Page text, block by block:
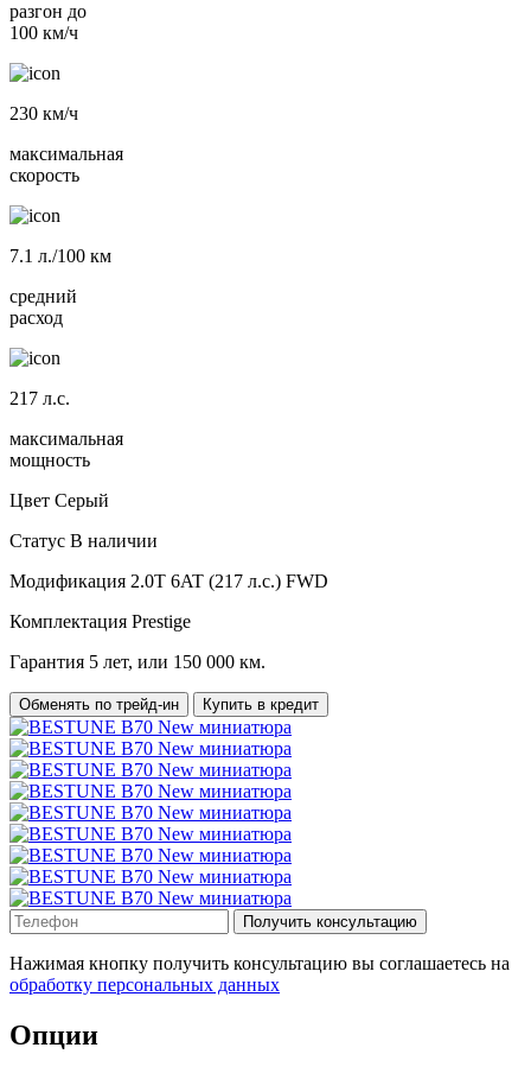
разгон до
100 км/ч
230 км/ч
максимальная
скорость
7.1 л./100 км
средний
расход
217 л.с.
максимальная
мощность
Цвет Серый
Статус В наличии
Модификация 2.0T 6AT (217 л.с.) FWD
Комплектация Prestige
Гарантия 5 лет, или 150 000 км.
Обменять по трейд-ин Купить в кредит
Получить консультацию
Нажимая кнопку получить консультацию вы соглашаетесь на
обработку персональных данных
Опции